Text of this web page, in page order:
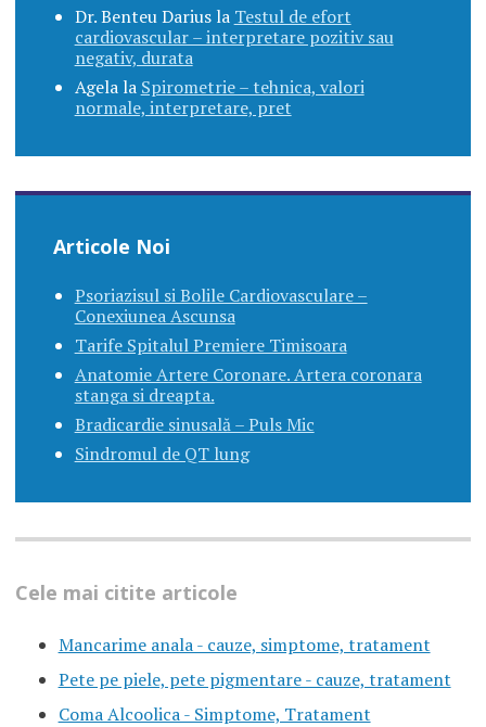
Dr. Benteu Dariusla Testul de efort
cardiovascular – interpretare pozitiv sau
negativ, durata
Agelala Spirometrie – tehnica, valori
normale, interpretare, pret
Articole Noi
Psoriazisul si Bolile Cardiovasculare –
Conexiunea Ascunsa
Tarife Spitalul Premiere Timisoara
Anatomie Artere Coronare. Artera coronara
stanga si dreapta.
Bradicardie sinusală – Puls Mic
Sindromul de QT lung
Cele mai citite articole
Mancarime anala - cauze, simptome, tratament
Pete pe piele, pete pigmentare - cauze, tratament
Coma Alcoolica - Simptome, Tratament